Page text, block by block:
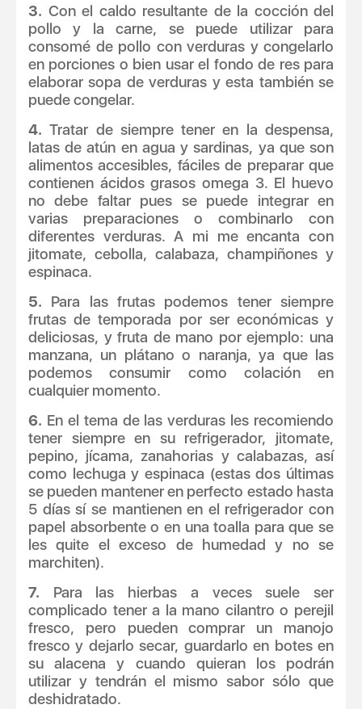
3. Con el caldo resultante de la cocción del
pollo y la carne, se puede utilizar para
consomé de pollo con verduras y congelarlo
en porciones o bien usar el fondo de res para
elaborar sopa de verduras y esta también se
puede congelar.
4.Tratar de siempre tener en la despensa,
latas de atún en agua y sardinas, ya que son
alimentos accesibles, fáciles de preparar que
contienen ácidos grasos omega 3. El huevo
no debe faltar pues se puede integrar en
varias preparaciones o combinarlo con
diferentes verduras. A mi me encanta con
jitomate, cebolla, calabaza, champiñones y
espinaca.
5. Para las frutas podemos tener siempre
frutas de temporada por ser económicas y
deliciosas, y fruta de mano por ejemplo: una
manzana, un plátano o naranja, ya que las
podemos consumir como colación en
cualquier momento.
6. En el tema de las verduras les recomiendo
tener siempre en su refrigerador, jitomate,
pepino, jícama, zanahorias y calabazas, así
como lechuga y espinaca (estas dos últimas
se pueden mantener en perfecto estado hasta
5 días sí se mantienen en el refrigerador con
papel absorbente o en una toalla para que se
les quite el exceso de humedad y no se
marchiten).
7. Para las hierbas a veces suele ser
complicado tener a la mano cilantro o perejil
fresco, pero pueden comprar un manojo
fresco y dejarlo secar, guardarlo en botes en
su alacena y cuando quieran los podrán
utilizar y tendrán el mismo sabor sólo que
deshidratado.